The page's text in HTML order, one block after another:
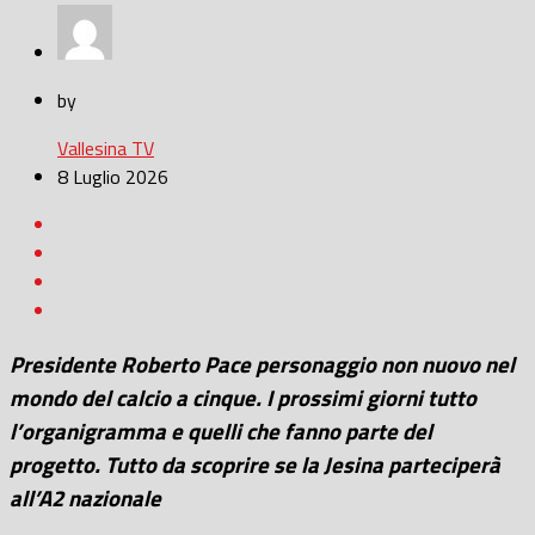
by
Vallesina TV
8 Luglio 2026
Presidente Roberto Pace personaggio non nuovo nel
mondo del calcio a cinque. I prossimi giorni tutto
l’organigramma e quelli che fanno parte del
progetto. Tutto da scoprire se la Jesina parteciperà
all’A2 nazionale